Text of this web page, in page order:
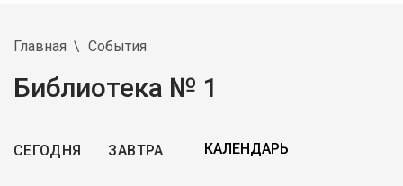
Главная События
Библиотека № 1
СЕГОДНЯ ЗАВТРА